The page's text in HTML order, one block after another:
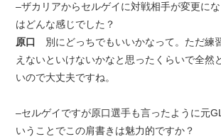
–ザカリアからセルゲイに対戦相手が変更に
はどんな感じでした？
原口 別にどっちでもいいかなって。ただ練
えないといけないかなと思ったくらいで全然
いので大丈夫ですね。
–セルゲイですが原口選手も言ったように元
いうことでこの肩書きは魅力的ですか？